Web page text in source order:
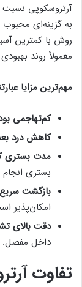
آرتروسکوپی نسبت
به گزینه‌ای
روش با کمترین
معمولاً روند
مهم‌ترین مزایا
کم‌تهاجمی
کاهش درد
مدت بستری
بستری
بازگشت
امکان‌پذیر
دقت بالای
داخل مفصل.
تفاوت